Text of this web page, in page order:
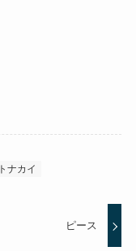
トナカイ
ピース